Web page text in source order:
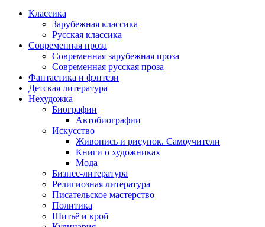
Классика
Зарубежная классика
Русская классика
Современная проза
Современная зарубежная проза
Современная русская проза
Фантастика и фэнтези
Детская литература
Нехудожка
Биографии
Автобиографии
Искусство
Живопись и рисунок. Самоучители
Книги о художниках
Мода
Бизнес-литература
Религиозная литература
Писательское мастерство
Политика
Шитьё и крой